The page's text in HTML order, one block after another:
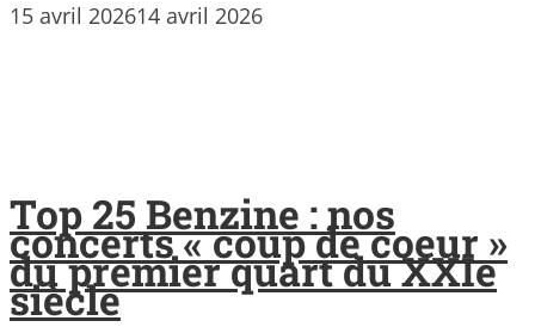
15 avril 202614 avril 2026
Top 25 Benzine : nos
concerts « coup de coeur »
du premier quart du XXIe
siècle